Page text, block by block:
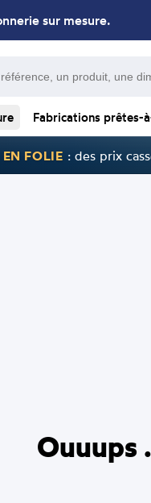
sur mesure.
Fabrications prêtes-
FOLIE : des prix
Ouuups